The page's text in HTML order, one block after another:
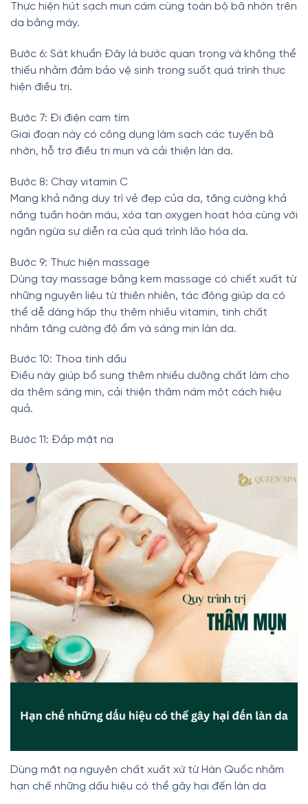
Thực hiện hút sạch mụn cám cùng toàn bộ bã nhờn trên
da bằng máy.
Bước 6: Sát khuẩn Đây là bước quan trọng và không thể
thiếu nhằm đảm bảo vệ sinh trong suốt quá trình thực
hiện điều trị.
Bước 7: Đi điện cam tím
Giai đoạn này có công dụng làm sạch các tuyến bã
nhờn, hỗ trợ điều trị mụn và cải thiện làn da.
Bước 8: Chạy vitamin C
Mang khả năng duy trì vẻ đẹp của da, tăng cường khả
năng tuần hoàn máu, xóa tan oxygen hoạt hóa cùng với
ngăn ngừa sự diễn ra của quá trình lão hóa da.
Bước 9: Thực hiện massage
Dùng tay massage bằng kem massage có chiết xuất từ
những nguyên liệu từ thiên nhiên, tác động giúp da có
thể dễ dàng hấp thụ thêm nhiều vitamin, tinh chất
nhằm tăng cường độ ẩm và sáng mịn làn da.
Bước 10: Thoa tinh dầu
Điều này giúp bổ sung thêm nhiều dưỡng chất làm cho
da thêm sáng mịn, cải thiện thâm nám một cách hiệu
quả.
Bước 11: Đắp mặt nạ
Dùng mặt nạ nguyên chất xuất xứ từ Hàn Quốc nhằm
hạn chế những dấu hiệu có thể gây hại đến làn da